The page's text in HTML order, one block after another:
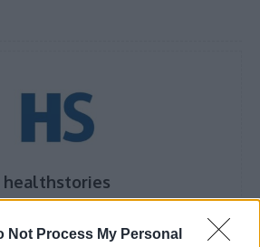
Not Process My Personal
healthstories